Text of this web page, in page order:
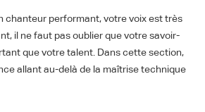
chanteur performant, votre voix est très
il ne faut pas oublier que votre savoir-
que votre talent. Dans cette section,
allant au-delà de la maîtrise technique